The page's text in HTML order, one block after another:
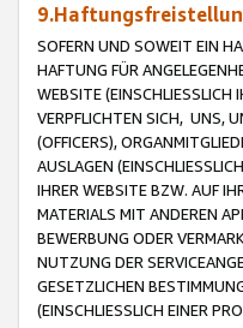
SOFERN UND SOWEIT EIN
HAFTUNG FÜR
WEBSITE (EINSCHLIESSLICH
VERPFLICHTEN SICH, UNS,
(OFFICERS),
AUSLAGEN
IHRER WEBSITE BZW. AUF
MATERIALS MIT ANDEREN
BEWERBUNG ODER
NUTZUNG DER
GESETZLICHEN
(EINSCHLIESSLICH EINER